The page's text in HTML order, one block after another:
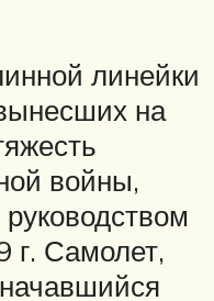
линейки
на
войны,
г. Самолет,